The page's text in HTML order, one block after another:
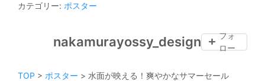
カテゴリー: ポスター
nakamurayossy_design
フォ
ロー
TOP > ポスター > 水面が映える！爽やかなサマーセール